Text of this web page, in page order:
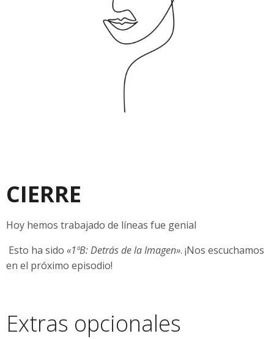
CIERRE
Hoy hemos trabajado de líneas fue genial
Esto ha sido «1ºB: Detrás de la Imagen». ¡Nos escuchamos
en el próximo episodio!
Extras opcionales